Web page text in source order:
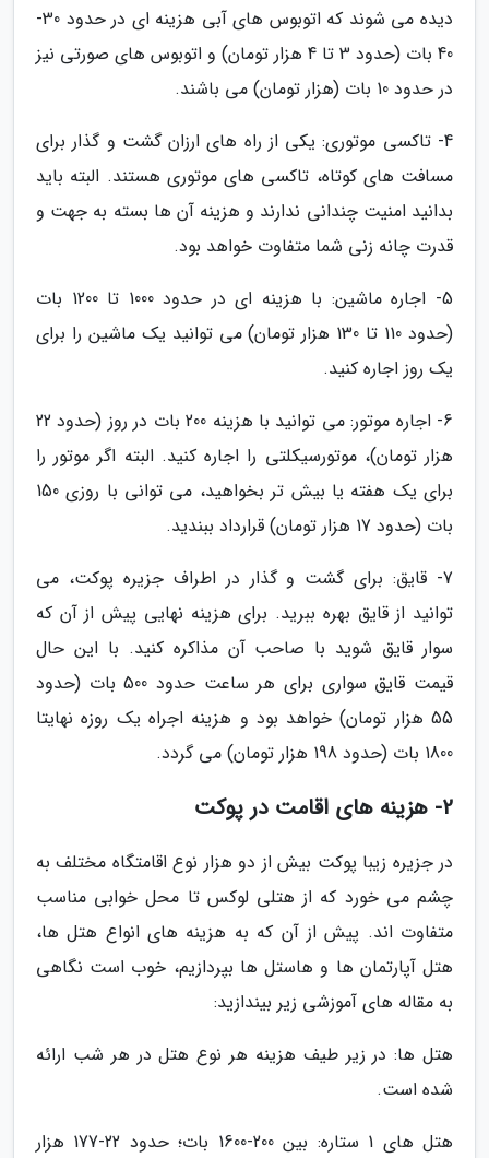
دیده می شوند که اتوبوس های آبی هزینه ای در حدود 30-
40 بات (حدود 3 تا 4 هزار تومان) و اتوبوس های صورتی نیز
در حدود 10 بات (هزار تومان) می باشند.
4- تاکسی موتوری: یکی از راه های ارزان گشت و گذار برای
مسافت های کوتاه، تاکسی های موتوری هستند. البته باید
بدانید امنیت چندانی ندارند و هزینه آن ها بسته به جهت و
قدرت چانه زنی شما متفاوت خواهد بود.
5- اجاره ماشین: با هزینه ای در حدود 1000 تا 1200 بات
(حدود 110 تا 130 هزار تومان) می توانید یک ماشین را برای
یک روز اجاره کنید.
6- اجاره موتور: می توانید با هزینه 200 بات در روز (حدود 22
هزار تومان)، موتورسیکلتی را اجاره کنید. البته اگر موتور را
برای یک هفته یا بیش تر بخواهید، می توانی با روزی 150
بات (حدود 17 هزار تومان) قرارداد ببندید.
7- قایق: برای گشت و گذار در اطراف جزیره پوکت، می
توانید از قایق بهره ببرید. برای هزینه نهایی پیش از آن که
سوار قایق شوید با صاحب آن مذاکره کنید. با این حال
قیمت قایق سواری برای هر ساعت حدود 500 بات (حدود
55 هزار تومان) خواهد بود و هزینه اجراه یک روزه نهایتا
1800 بات (حدود 198 هزار تومان) می گردد.
2- هزینه های اقامت در پوکت
در جزیره زیبا پوکت بیش از دو هزار نوع اقامتگاه مختلف به
چشم می خورد که از هتلی لوکس تا محل خوابی مناسب
متفاوت اند. پیش از آن که به هزینه های انواع هتل ها،
هتل آپارتمان ها و هاستل ها بپردازیم، خوب است نگاهی
به مقاله های آموزشی زیر بیندازید:
هتل ها: در زیر طیف هزینه هر نوع هتل در هر شب ارائه
شده است.
هتل های 1 ستاره: بین 200-1600 بات؛ حدود 22-177 هزار